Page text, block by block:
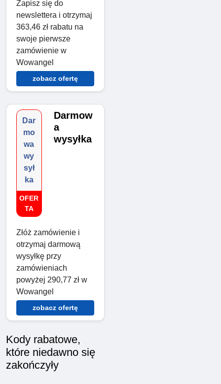
Zapisz się do
newslettera i otrzymaj
363,46 zł rabatu na
swoje pierwsze
zamówienie w
Wowangel
zobacz ofertę
Dar
mo
wa
wy
sył
ka
OFER
TA
Darmow
a
wysyłka
Złóż zamówienie i
otrzymaj darmową
wysyłkę przy
zamówieniach
powyżej 290,77 zł w
Wowangel
zobacz ofertę
Kody rabatowe,
które niedawno się
zakończyły